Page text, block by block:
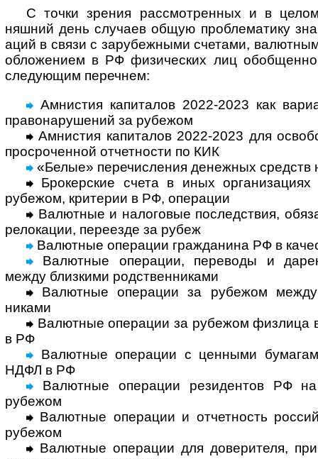
С точки зрения рассмотренных и в
няшний день слу­чаев общую пробле­матику
аций в связи с зару­беж­ными сче­тами,
обло­жением в РФ физи­чес­ких лиц
следу­ющим переч­нем:
Амнистия капиталов 2022-2023 как
право­нару­шений за рубежом
Амнистия капиталов 2022-2023 для
просро­чен­ной отчет­ности по КИК
«Белые» перечисления денежных средств
Брокерские счета в иных
рубе­жом, крите­рии в РФ, опе­рации
Валютные и налоговые последствия,
рело­кации, пере­езде за рубеж
Валютные операции гражданина РФ в
Валютные операции, переводы и
между близ­кими род­ствен­ни­ками
Валютные операции за рубежом
никами
Валютные операции за рубежом физлица
в РФ
Валютные операции с ценными
НДФЛ в РФ
Валютные операции резидентов РФ на
рубежом
Валютные операции и отчетность
рубежом
Валютные операции для доверителя,